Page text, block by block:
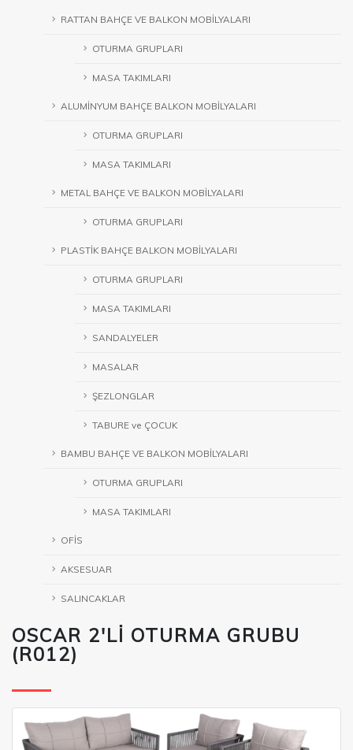
RATTAN BAHÇE VE BALKON MOBİLYALARI
OTURMA GRUPLARI
MASA TAKIMLARI
ALUMİNYUM BAHÇE BALKON MOBİLYALARI
OTURMA GRUPLARI
MASA TAKIMLARI
METAL BAHÇE VE BALKON MOBİLYALARI
OTURMA GRUPLARI
PLASTİK BAHÇE BALKON MOBİLYALARI
OTURMA GRUPLARI
MASA TAKIMLARI
SANDALYELER
MASALAR
ŞEZLONGLAR
TABURE ve ÇOCUK
BAMBU BAHÇE VE BALKON MOBİLYALARI
OTURMA GRUPLARI
MASA TAKIMLARI
OFİS
AKSESUAR
SALINCAKLAR
OSCAR 2'Lİ OTURMA GRUBU
(R012)